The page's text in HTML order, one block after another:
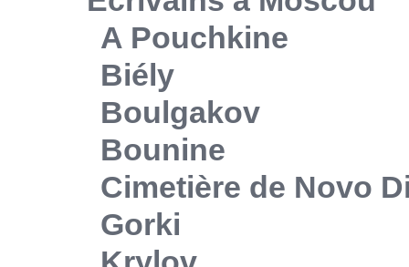
A Pouchkine
Biély
Boulgakov
Bounine
Cimetière de Novo
Gorki